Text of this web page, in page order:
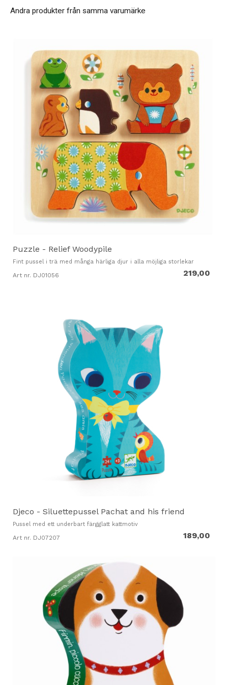
Ålder: +2år
EN71 - 2:1994, EN71 - 3:1994 och är därför CE -
märkta. Tester för CE - märkning avser relevanta
åldersgrupper
Andra produkter från samma varumärke
Puzzle - Relief Woodypile
Fint pussel i trä med många härliga djur i alla möjliga storlekar
Art nr. DJ01056 219,00
Djeco - Siluettepussel Pachat and his friend
Pussel med ett underbart färgglatt kattmotiv
Art nr. DJ07207 189,00